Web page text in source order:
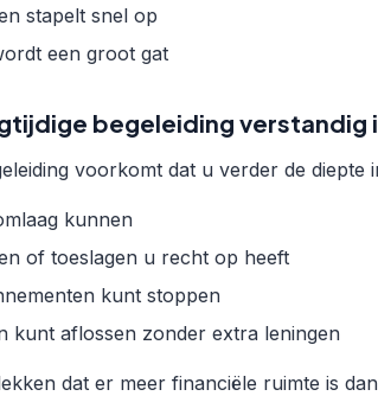
stapelt snel op
een groot gat
begeleiding verstandig
voorkomt dat u verder de diepte
kunnen
of toeslagen u recht op heeft
kunt stoppen
kunt aflossen zonder extra leningen
dat er meer financiële ruimte is